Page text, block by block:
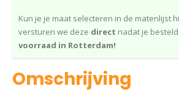
Kun je je maat selecteren in de matenlijst
versturen we deze direct nadat je
voorraad in Rotterdam!
Omschrijving